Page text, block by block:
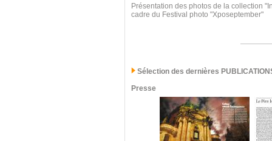
Présentation des photos de la collection
cadre du Festival photo "Xposeptember"
Sélection des dernières
Presse